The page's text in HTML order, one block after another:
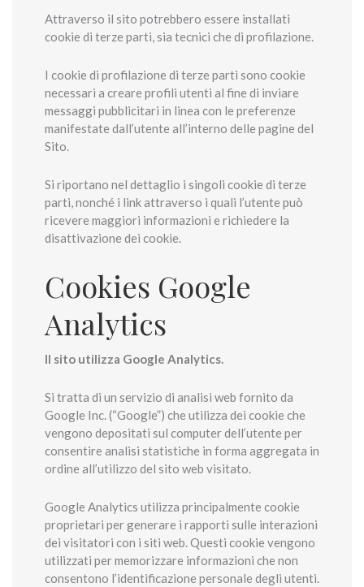
Attraverso il sito potrebbero essere installati
cookie di terze parti, sia tecnici che di profilazione.
I cookie di profilazione di terze parti sono cookie
necessari a creare profili utenti al fine di inviare
messaggi pubblicitari in linea con le preferenze
manifestate dall’utente all’interno delle pagine del
Sito.
Si riportano nel dettaglio i singoli cookie di terze
parti, nonché i link attraverso i quali l’utente può
ricevere maggiori informazioni e richiedere la
disattivazione dei cookie.
Cookies Google
Analytics
Il sito utilizza Google Analytics.
Si tratta di un servizio di analisi web fornito da
Google Inc. (“Google”) che utilizza dei cookie che
vengono depositati sul computer dell’utente per
consentire analisi statistiche in forma aggregata in
ordine all’utilizzo del sito web visitato.
Google Analytics utilizza principalmente cookie
proprietari per generare i rapporti sulle interazioni
dei visitatori con i siti web. Questi cookie vengono
utilizzati per memorizzare informazioni che non
consentono l’identificazione personale degli utenti.